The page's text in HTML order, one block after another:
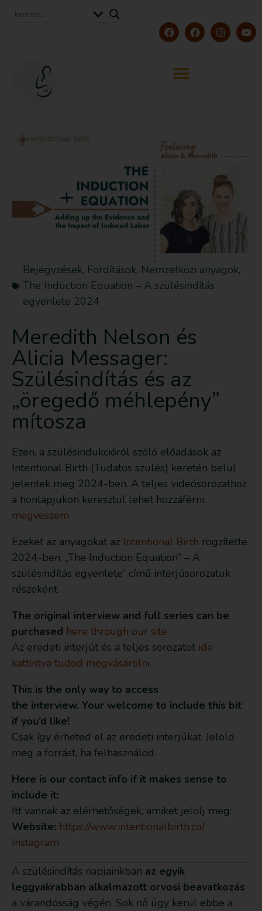
Bejegyzések, Fordítások, Nemzetközi anyagok,
The Induction Equation – A szülésindítás
egyenlete 2024
Meredith Nelson és
Alicia Messager:
Szülésindítás és az
„öregedő méhlepény”
mítosza
Ezen, a szülésindukcióról szóló előadások az
Intentional Birth (Tudatos szülés) keretén belül
jelentek meg 2024-ben. A teljes videósorozathoz
a honlapjukon keresztül lehet hozzáférni:
megveszem
Ezeket az anyagokat az Intentional Birth rögzítette
2024-ben, „The Induction Equation” – A
szülésindítás egyenlete” című interjúsorozatuk
részeként.
The original interview and full series can be
purchased here through our site.
Az eredeti interjút és a teljes sorozatot ide
kattintva tudod megvásárolni.
This is the only way to access
the interview. Your welcome to include this bit
if you’d like!
Csak így érheted el az eredeti interjúkat. Jelöld
meg a forrást, ha felhasználod.
Here is our contact info if it makes sense to
include it:
Itt vannak az elérhetőségek, amiket jelölj meg:
Website: https://www.intentionalbirth.co/
Instagram
A szülésindítás napjainkban az egyik
leggyakrabban alkalmazott orvosi beavatkozás
a várandósság végén. Sok nő úgy kerül ebbe a